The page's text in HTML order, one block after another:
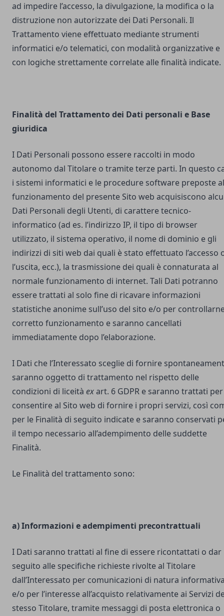
ad impedire l’accesso, la divulgazione, la modifica o la
distruzione non autorizzate dei Dati Personali. Il
Trattamento viene effettuato mediante strumenti
informatici e/o telematici, con modalità organizzative e
con logiche strettamente correlate alle finalità indicate.
Finalità del Trattamento dei Dati personali e Base
giuridica
I Dati Personali possono essere raccolti in modo
autonomo dal Titolare o tramite terze parti. In questo
i sistemi informatici e le procedure software preposte al
funzionamento del presente Sito web acquisiscono
Dati Personali degli Utenti, di carattere tecnico-
informatico (ad es. l’indirizzo IP, il tipo di browser
utilizzato, il sistema operativo, il nome di dominio e gli
indirizzi di siti web dai quali è stato effettuato l’accesso
l’uscita, ecc.), la trasmissione dei quali è connaturata al
normale funzionamento di internet. Tali Dati potranno
essere trattati al solo fine di ricavare informazioni
statistiche anonime sull’uso del sito e/o per
corretto funzionamento e saranno cancellati
immediatamente dopo l’elaborazione.
I Dati che l’Interessato sceglie di fornire
saranno oggetto di trattamento nel rispetto delle
condizioni di liceità exart. 6 GDPR e saranno trattati per
consentire al Sito web di fornire i propri servizi, così
per le Finalità di seguito indicate e saranno conservati
il tempo necessario all’adempimento delle suddette
Finalità.
Le Finalità del trattamento sono:
a) Informazioni e adempimenti precontrattuali
I Dati saranno trattati al fine di essere ricontattati o dar
seguito alle specifiche richieste rivolte al Titolare
dall’Interessato per comunicazioni di natura
e/o per l’interesse all’acquisto relativamente ai Servizi
stesso Titolare, tramite messaggi di posta elettronica o